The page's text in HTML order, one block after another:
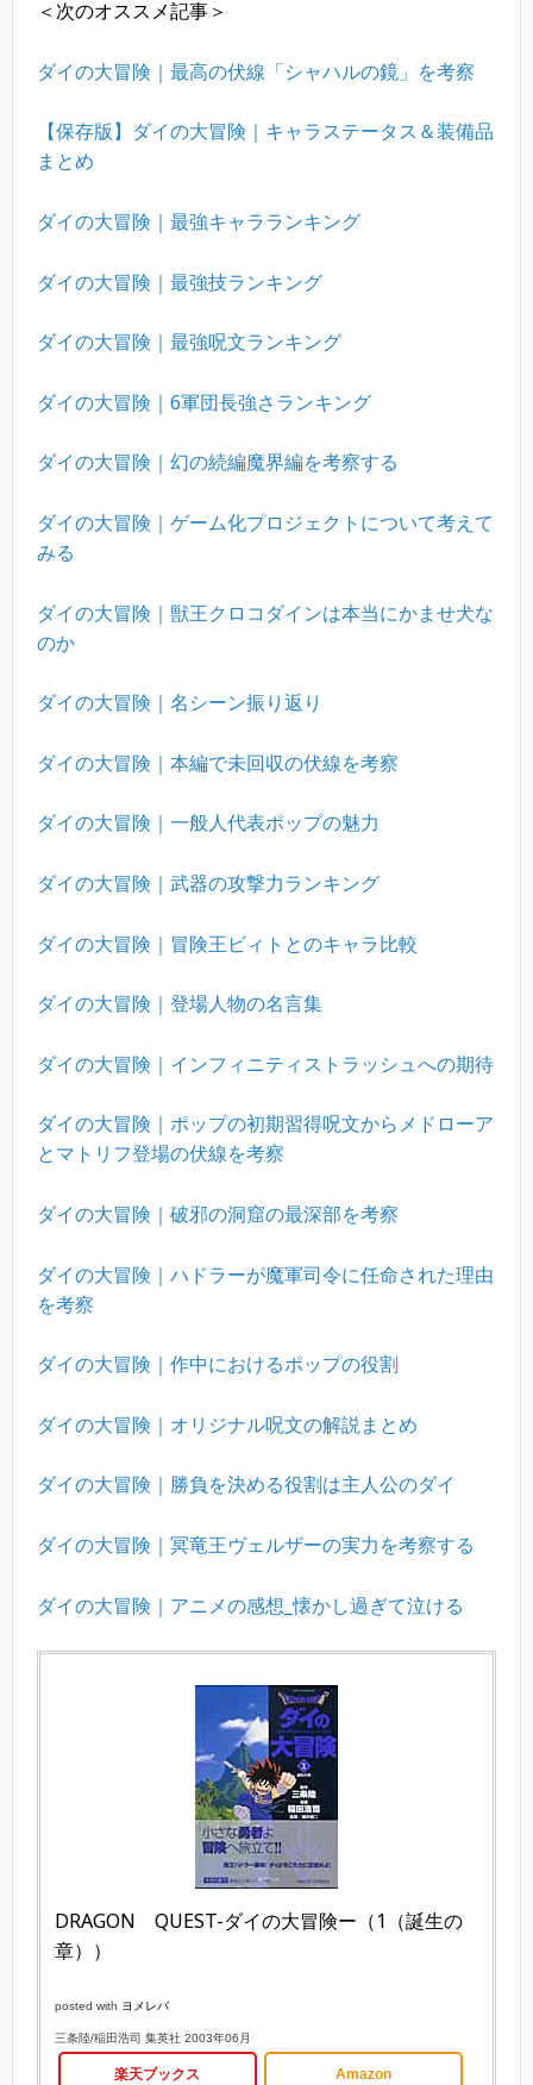
＜次のオススメ記事＞
ダイの大冒険｜最高の伏線「シャハルの鏡」を考察
【保存版】ダイの大冒険｜キャラステータス＆装備品
まとめ
ダイの大冒険｜最強キャラランキング
ダイの大冒険｜最強技ランキング
ダイの大冒険｜最強呪文ランキング
ダイの大冒険｜6軍団長強さランキング
ダイの大冒険｜幻の続編魔界編を考察する
ダイの大冒険｜ゲーム化プロジェクトについて考えて
みる
ダイの大冒険｜獣王クロコダインは本当にかませ犬な
のか
ダイの大冒険｜名シーン振り返り
ダイの大冒険｜本編で未回収の伏線を考察
ダイの大冒険｜一般人代表ポップの魅力
ダイの大冒険｜武器の攻撃力ランキング
ダイの大冒険｜冒険王ビィトとのキャラ比較
ダイの大冒険｜登場人物の名言集
ダイの大冒険｜インフィニティストラッシュへの期待
ダイの大冒険｜ポップの初期習得呪文からメドローア
とマトリフ登場の伏線を考察
ダイの大冒険｜破邪の洞窟の最深部を考察
ダイの大冒険｜ハドラーが魔軍司令に任命された理由
を考察
ダイの大冒険｜作中におけるポップの役割
ダイの大冒険｜オリジナル呪文の解説まとめ
ダイの大冒険｜勝負を決める役割は主人公のダイ
ダイの大冒険｜冥竜王ヴェルザーの実力を考察する
ダイの大冒険｜アニメの感想_懐かし過ぎて泣ける
DRAGON QUEST-ダイの大冒険ー（1（誕生の
章））
posted with ヨメレバ
三条陸/稲田浩司 集英社 2003年06月
楽天ブックス Amazon